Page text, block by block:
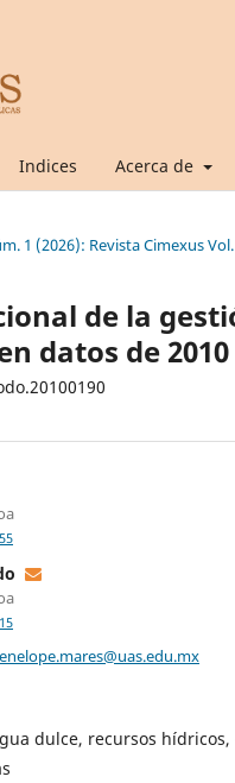
Indices Acerca de
1 (2026): Revista Cimexus
de la
datos de 2010
dulce, recursos